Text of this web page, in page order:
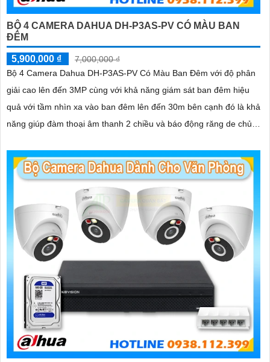
BỘ 4 CAMERA DAHUA DH-P3AS-PV CÓ MÀU BAN
ĐÊM
5,900,000 ₫
7,000,000 ₫
Bộ 4 Camera Dahua DH-P3AS-PV Có Màu Ban Đêm với độ phân
giải cao lên đến 3MP cùng với khả năng giám sát ban đêm hiệu
quả với tầm nhìn xa vào ban đêm lên đến 30m bên cạnh đó là khả
năng giúp đàm thoại âm thanh 2 chiều và báo động răng de chủ